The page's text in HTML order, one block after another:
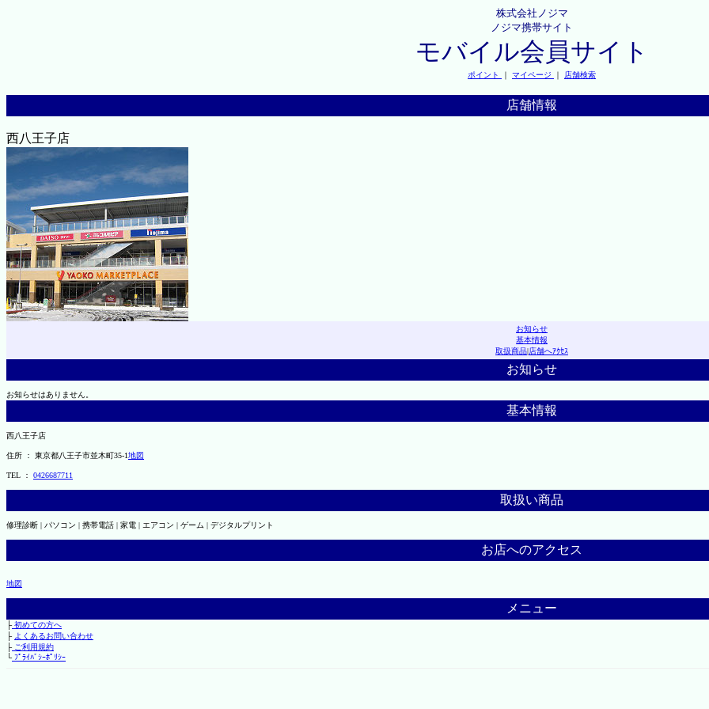
株式会社ノジマ
ノジマ携帯サイト
モバイル会員サイト
ポイント ｜ マイページ ｜ 店舗検索
店舗情報
西八王子店
お知らせ
基本情報
取扱商品|店舗へｱｸｾｽ
お知らせ
お知らせはありません。
基本情報
西八王子店
住所 ： 東京都八王子市並木町35-1地図
TEL ： 0426687711
取扱い商品
修理診断 | パソコン | 携帯電話 | 家電 | エアコン | ゲーム | デジタルプリント
お店へのアクセス
地図
メニュー
├初めての方へ
├ よくあるお問い合わせ
├ご利用規約
└ﾌﾟﾗｲﾊﾞｼｰﾎﾟﾘｼｰ